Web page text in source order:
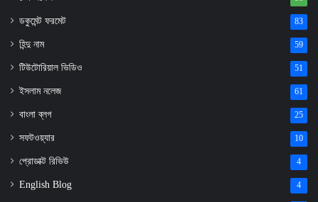
ডকুমেন্ট ফরমেট 83
হিন্দু নাম 59
টিউটোরিয়াল ভিডিও 51
ইসলাম নলেজ 61
বাংলা ব্লগ 25
সফটওয়্যার 10
প্রোডাক্ট রিভিউ 4
English Blog 4